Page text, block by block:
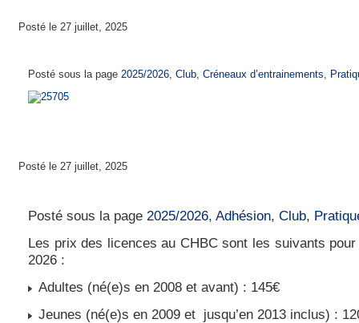
Posté le 27 juillet, 2025
Posté sous la page 2025/2026, Club, Créneaux d’entrainements,
Posté le 27 juillet, 2025
Posté sous la page 2025/2026, Adhésion, Club,
Les prix des licences au CHBC sont les suivants
2026 :
Adultes (né(e)s en 2008 et avant) : 145€
Jeunes (né(e)s en 2009 et jusqu’en 2013 inclus) :